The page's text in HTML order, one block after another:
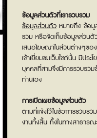
ข้อมูลส่วนตัวที่เรารวบรวม
ข้อมูลส่วนตัว หมายถึง ข้อมู
รวม หรือจัดเก็บข้อมูลส่วนตัว
เสนอโฆษณาในส่วนต่างๆขอ
เข้าเยี่ยมชมเว็บไซต์นั้น มีป
บุคคลที่สามจึงมีการรวบรวม
ท่านเอง
การเปิดเผยข้อมูลส่วนตัว
ตามที่แจ้งไว้ในข้อการรวบรว
งานทั้งสิ้น ทั้งในทางสาธาร